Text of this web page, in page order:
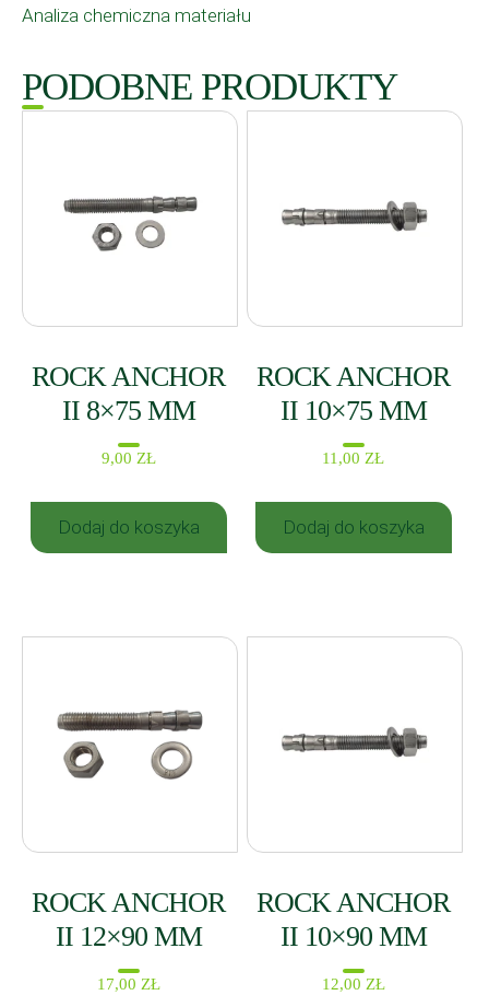
Analiza chemiczna materiału
PODOBNE PRODUKTY
ROCK ANCHOR
II 8×75 MM
9,00 ZŁ
Dodaj do koszyka
ROCK ANCHOR
II 10×75 MM
11,00 ZŁ
Dodaj do koszyka
ROCK ANCHOR
II 12×90 MM
17,00 ZŁ
ROCK ANCHOR
II 10×90 MM
12,00 ZŁ